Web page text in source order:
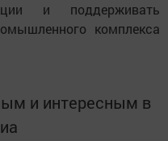
и поддерживать
комплекса
и интересным в